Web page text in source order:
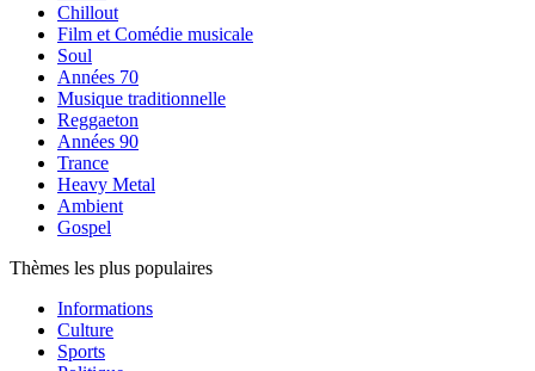
Chillout
Film et Comédie musicale
Soul
Années 70
Musique traditionnelle
Reggaeton
Années 90
Trance
Heavy Metal
Ambient
Gospel
Thèmes les plus populaires
Informations
Culture
Sports